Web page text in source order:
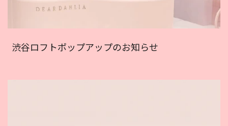
渋谷ロフトポップアップのお知らせ